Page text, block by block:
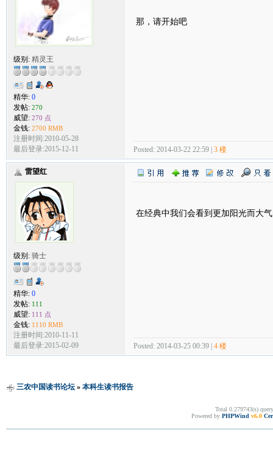
级别: 精灵王
精华: 0
发帖: 270
威望: 270 点
金钱: 2700 RMB
注册时间:2010-05-28
最后登录:2015-12-11
那，请开始吧
Posted: 2014-03-22 22:59 | 3 楼
雷望红
级别: 骑士
精华: 0
发帖: 111
威望: 111 点
金钱: 1110 RMB
注册时间:2010-11-11
最后登录:2015-02-09
在经典中我们会看到更加阳光而大
Posted: 2014-03-25 00:39 | 4 楼
三农中国读书论坛» 本科生读书报告
Total 0.279743(s)
Powered by PHPWind v6.0